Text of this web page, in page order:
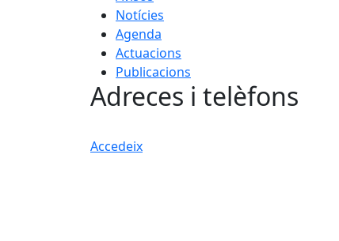
Notícies
Agenda
Actuacions
Publicacions
Adreces i telèfons
Accedeix